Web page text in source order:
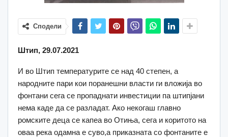
Сподели
Штип, 29.07.2021
И во Штип температурите се над 40 степен, а
народните пари кои поранешни власти ги вложија во
фонтани сега се пропаднати инвестиции па штипјани
нема каде да се разладат. Ако некогаш главно
ромските деца се капеа во Отиња, сега и коритото на
оваа река одамна е суво,а приказната со фонтаните е